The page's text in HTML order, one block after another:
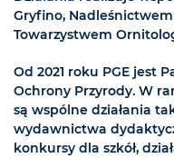
Gryfino,
Towarzystwem
Od 2021 roku PGE jest
Ochrony Przyrody. W
są wspólne działania
wydawnictwa
konkursy dla szkół,